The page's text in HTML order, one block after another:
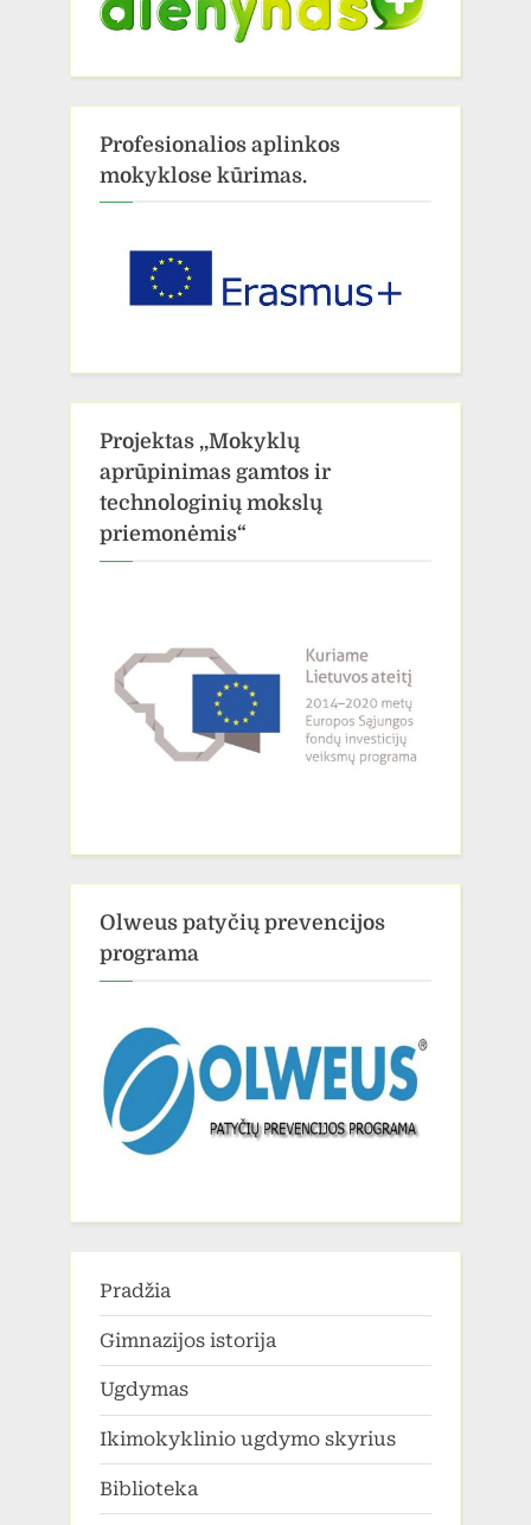
Profesionalios aplinkos
mokyklose kūrimas.
Projektas ,,Mokyklų
aprūpinimas gamtos ir
technologinių mokslų
priemonėmis“
Olweus patyčių prevencijos
programa
Pradžia
Gimnazijos istorija
Ugdymas
Ikimokyklinio ugdymo skyrius
Biblioteka